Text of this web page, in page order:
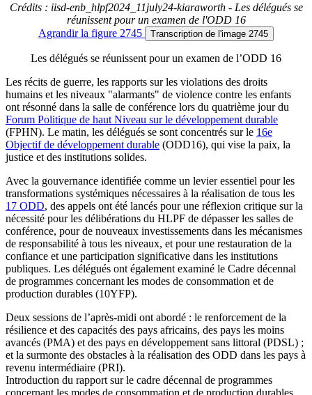
Crédits : iisd-enb_hlpf2024_11july24-kiaraworth - Les délégués se
réunissent pour un examen de l'ODD 16
Agrandirla figure 2745 Transcription de l'image 2745
Les délégués se réunissent pour un examen de l’ODD 16
Les récits de guerre, les rapports sur les violations des droits
humains et les niveaux "alarmants" de violence contre les enfants
ont résonné dans la salle de conférence lors du quatrième jour du
Forum Politique de haut Niveau sur le développement durable
(FPHN). Le matin, les délégués se sont concentrés sur le 16e
Objectif de développement durable (ODD16), qui vise la paix, la
justice et des institutions solides.
Avec la gouvernance identifiée comme un levier essentiel pour les
transformations systémiques nécessaires à la réalisation de tous les
17 ODD, des appels ont été lancés pour une réflexion critique sur la
nécessité pour les délibérations du HLPF de dépasser les salles de
conférence, pour de nouveaux investissements dans les mécanismes
de responsabilité à tous les niveaux, et pour une restauration de la
confiance et une participation significative dans les institutions
publiques. Les délégués ont également examiné le Cadre décennal
de programmes concernant les modes de consommation et de
production durables (10YFP).
Deux sessions de l’après-midi ont abordé : le renforcement de la
résilience et des capacités des pays africains, des pays les moins
avancés (PMA) et des pays en développement sans littoral (PDSL) ;
et la surmonte des obstacles à la réalisation des ODD dans les pays à
revenu intermédiaire (PRI).
Introduction du rapport sur le cadre décennal de programmes
concernant les modes de consommation et de production durables